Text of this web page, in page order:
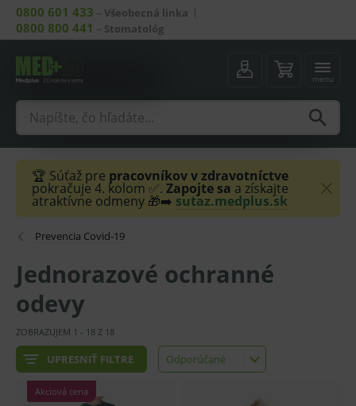
0800 601 433 – Všeobecná linka
0800 800 441 – Stomatológ
menu
🏆 Súťaž pre pracovníkov v zdravotníctve
pokračuje 4. kolom ✅. Zapojte sa a získajte
atraktívne odmeny 🎁➡️ sutaz.medplus.sk
Prevencia Covid-19
Jednorazové ochranné
odevy
UPRESNIŤ FILTRE Odporúčané
Odporúčané
ZOBRAZUJEM 1 - 18 Z 18
Akciová cena